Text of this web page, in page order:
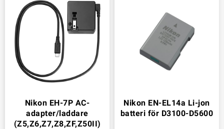
Nikon EH-7P AC-
adapter/laddare
(Z5,Z6,Z7,Z8,ZF,Z50II)
Nikon EN-EL14a Li-jon
batteri för D3100-D5600